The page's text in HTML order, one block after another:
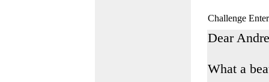
Challenge
Dear
What a